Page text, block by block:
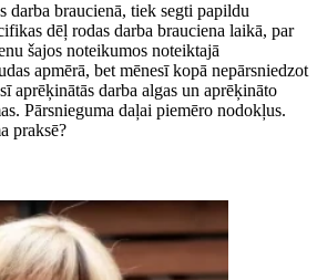
darba braucienā, tiek segti papildu
dēļ rodas darba brauciena laikā, par
šajos noteikumos noteiktajā
apmērā, bet mēnesī kopā nepārsniedzot
aprēķinātās darba algas un aprēķināto
Pārsnieguma daļai piemēro nodokļus.
praksē?